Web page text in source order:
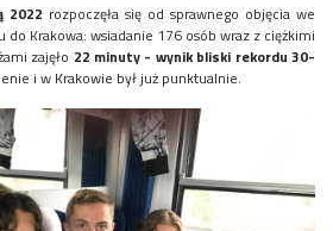
2022 rozpoczęła się od sprawnego objęcia we
do Krakowa: wsiadanie 176 osób wraz z ciężkimi
zajęło 22 minuty - wynik bliski rekordu 30-
i w Krakowie był już punktualnie.